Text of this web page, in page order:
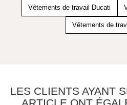
Vêtements de travail Ducati
Vêtements de
LES CLIENTS AYANT